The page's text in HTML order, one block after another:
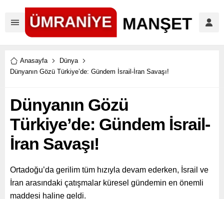
Anasayfa
Dünya
Dünyanın Gözü Türkiye’de: Gündem İsrail-İran Savaşı!
Dünyanın Gözü
Türkiye’de: Gündem İsrail-
İran Savaşı!
Ortadoğu’da gerilim tüm hızıyla devam ederken, İsrail ve
İran arasındaki çatışmalar küresel gündemin en önemli
maddesi haline geldi.